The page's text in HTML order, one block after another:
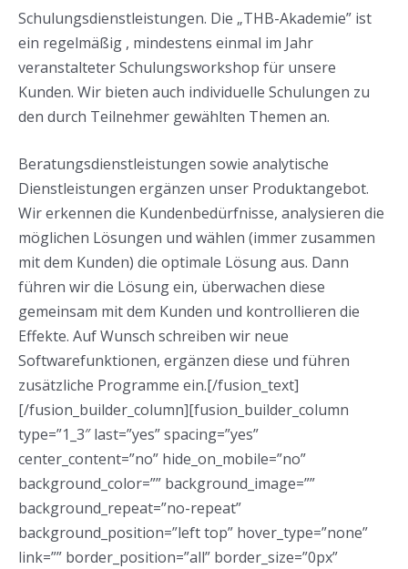
Schulungsdienstleistungen. Die „THB-Akademie” ist
ein regelmäßig , mindestens einmal im Jahr
veranstalteter Schulungsworkshop für unsere
Kunden. Wir bieten auch individuelle Schulungen zu
den durch Teilnehmer gewählten Themen an.
Beratungsdienstleistungen sowie analytische
Dienstleistungen ergänzen unser Produktangebot.
Wir erkennen die Kundenbedürfnisse, analysieren die
möglichen Lösungen und wählen (immer zusammen
mit dem Kunden) die optimale Lösung aus. Dann
führen wir die Lösung ein, überwachen diese
gemeinsam mit dem Kunden und kontrollieren die
Effekte. Auf Wunsch schreiben wir neue
Softwarefunktionen, ergänzen diese und führen
zusätzliche Programme ein.[/fusion_text]
[/fusion_builder_column][fusion_builder_column
type=”1_3″ last=”yes” spacing=”yes”
center_content=”no” hide_on_mobile=”no”
background_color=”” background_image=””
background_repeat=”no-repeat”
background_position=”left top” hover_type=”none”
link=”” border_position=”all” border_size=”0px”